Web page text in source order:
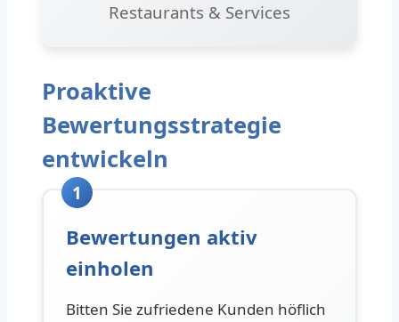
Restaurants & Services
Proaktive
Bewertungsstrategie
entwickeln
1
Bewertungen aktiv
einholen
Bitten Sie zufriedene Kunden höflich